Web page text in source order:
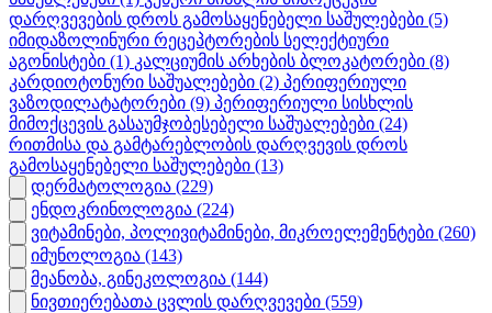
დარღვევების დროს გამოსაყენებელი საშულებები (5)
იმიდაზოლინური რეცეპტორების სელექტიური
აგონისტები (1) კალციუმის არხების ბლოკატორები (8)
კარდიოტონური საშუალებები (2) პერიფერიული
ვაზოდილატატორები (9) პერიფერიული სისხლის
მიმოქცევის გასაუმჯობესებელი საშუალებები (24)
რითმისა და გამტარებლობის დარღვევის დროს
გამოსაყენებელი საშულებები (13)
დერმატოლოგია (229)
ენდოკრინოლოგია (224)
ვიტამინები, პოლივიტამინები, მიკროელემენტები (260)
იმუნოლოგია (143)
მეანობა, გინეკოლოგია (144)
ნივთიერებათა ცვლის დარღვევები (559)